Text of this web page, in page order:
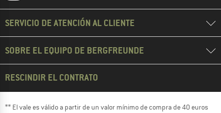
SERVICIO DE ATENCIÓN AL CLIENTE
SOBRE EL EQUIPO DE BERGFREUNDE
RESCINDIR EL CONTRATO
** El vale es válido a partir de un valor mínimo de compra de 40 euros